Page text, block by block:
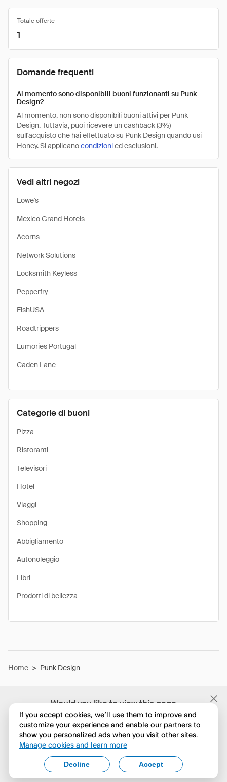
Would you like to view this page
in English?
No, continua a esplorare
Yes, change to English
Vedi altri negozi
Lowe's
Mexico Grand Hotels
Acorns
Network Solutions
Locksmith Keyless
Pepperfry
FishUSA
Roadtrippers
Lumories Portugal
Caden Lane
Categorie di buoni
Pizza
Ristoranti
Televisori
Hotel
Viaggi
Shopping
Abbigliamento
Autonoleggio
Libri
Prodotti di bellezza
Totale offerte
1
Domande frequenti
Al momento sono disponibili buoni funzionanti su Punk
Design?
Al momento, non sono disponibili buoni attivi per Punk
Design. Tuttavia, puoi ricevere un cashback (3%)
sull'acquisto che hai effettuato su Punk Design quando usi
Honey. Si applicanocondizionied esclusioni.
Home > Punk Design
If you accept cookies, we’ll use them to improve and
customize your experience and enable our partners to
show you personalized ads when you visit other sites.
Manage cookies and learn more
Accept
Decline